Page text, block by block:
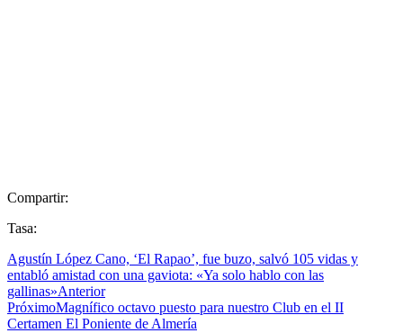
Compartir:
Tasa:
Agustín López Cano, ‘El Rapao’, fue buzo, salvó 105 vidas y
entabló amistad con una gaviota: «Ya solo hablo con las
gallinas»Anterior
PróximoMagnífico octavo puesto para nuestro Club en el II
Certamen El Poniente de Almería